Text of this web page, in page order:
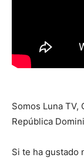
Somos Luna
República
Si te ha gustado